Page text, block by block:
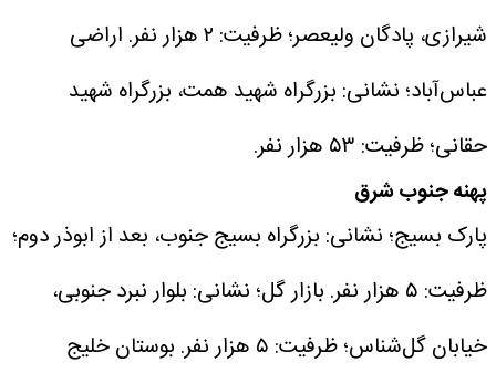
شیرازی، پادگان ولیعصر؛ ظرفیت: ۲ هزار نفر.
اراضی
عباس‌آباد؛ نشانی: بزرگراه شهید همت، بزرگراه شهید
حقانی؛ ظرفیت: ۵۳ هزار نفر.
پهنه جنوب شرق
پارک بسیج؛ نشانی: بزرگراه بسیج جنوب، بعد از ابوذر دوم؛
ظرفیت: ۵ هزار نفر.
بازار گل؛ نشانی: بلوار نبرد جنوبی،
خیابان گل‌شناس؛ ظرفیت: ۵ هزار نفر.
بوستان خلیج